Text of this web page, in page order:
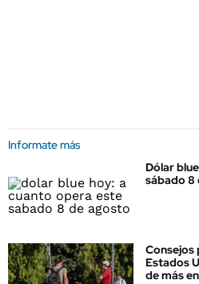
Informate más
Dólar
sábado 8
Consejos
Estados
de más